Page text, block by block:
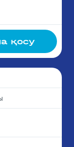
қосу